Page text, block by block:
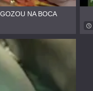
NA BOCA